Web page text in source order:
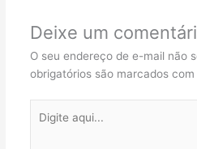
Deixe um
O seu endereço de e-mail não
obrigatórios são marcados com
aqui...